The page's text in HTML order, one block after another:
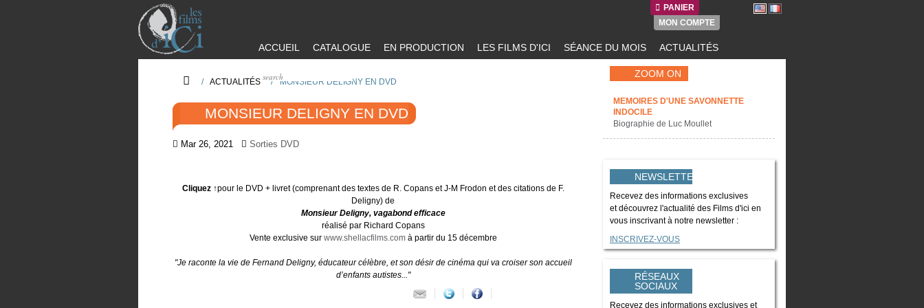
PANIER
MON COMPTE
ACCUEIL CATALOGUE EN PRODUCTION LES FILMS D'ICI SÉANCE DU MOIS ACTUALITÉS
/ ACTUALITÉS / MONSIEUR DELIGNY EN DVD
MONSIEUR DELIGNY EN DVD
Mar 26, 2021 Sorties DVD
Cliquez ↑pour le DVD + livret (comprenant des textes de R. Copans et J-M Frodon et des citations de F.
Deligny) de
Monsieur Deligny, vagabond efficace
réalisé par Richard Copans
Vente exclusive sur www.shellacfilms.comà partir du 15 décembre
"Je raconte la vie de Fernand Deligny, éducateur célèbre, et son désir de cinéma qui va croiser son accueil
d’enfants autistes..."
ZOOM ON
MEMOIRES D'UNE SAVONNETTE
INDOCILE
Biographie de Luc Moullet
NEWSLETTER
Recevez des informations exclusives
et découvrez l'actualité des Films d'ici en
vous inscrivant à notre newsletter :
INSCRIVEZ-VOUS
RÉSEAUX
SOCIAUX
Recevez des informations exclusives et